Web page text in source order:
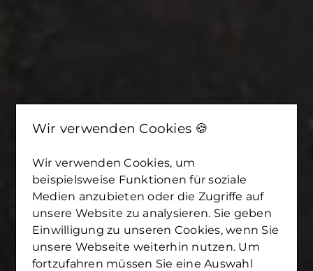
Wir verwenden Cookies 🍪
Wir verwenden Cookies, um
beispielsweise Funktionen für soziale
Medien anzubieten oder die Zugriffe auf
unsere Website zu analysieren. Sie geben
Einwilligung zu unseren Cookies, wenn Sie
unsere Webseite weiterhin nutzen. Um
fortzufahren müssen Sie eine Auswahl